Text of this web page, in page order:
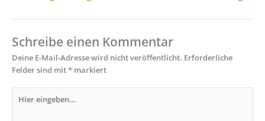
Schreibe einen Kommentar
Deine E-Mail-Adresse wird nicht veröffentlicht. Erforderliche
Felder sind mit* markiert
eingeben…